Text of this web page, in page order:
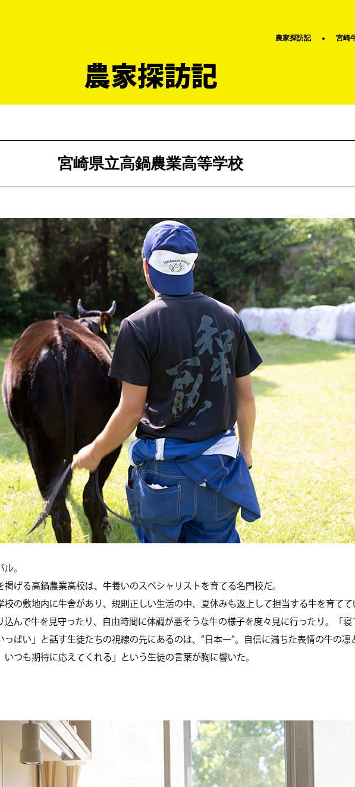
農家探訪記 宮崎
農家探訪記
宮崎県立高鍋農業高等学校
。
掲げる高鍋農業高校は、牛養いのスペシャリストを育てる名門校だ。
校の敷地内に牛舎があり、規則正しい生活の中、夏休みも返上して担当する牛を育て
込んで牛を見守ったり、自由時間に体調が悪そうな牛の様子を度々見に行ったり。「寝
っぱい」と話す生徒たちの視線の先にあるのは、“日本一”。自信に満ちた表情の牛の凛
つも期待に応えてくれる」という生徒の言葉が胸に響いた。